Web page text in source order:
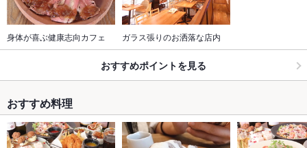
身体が喜ぶ健康志向カフェ ガラス張りのお洒落な店内
おすすめポイントを見る
おすすめ料理